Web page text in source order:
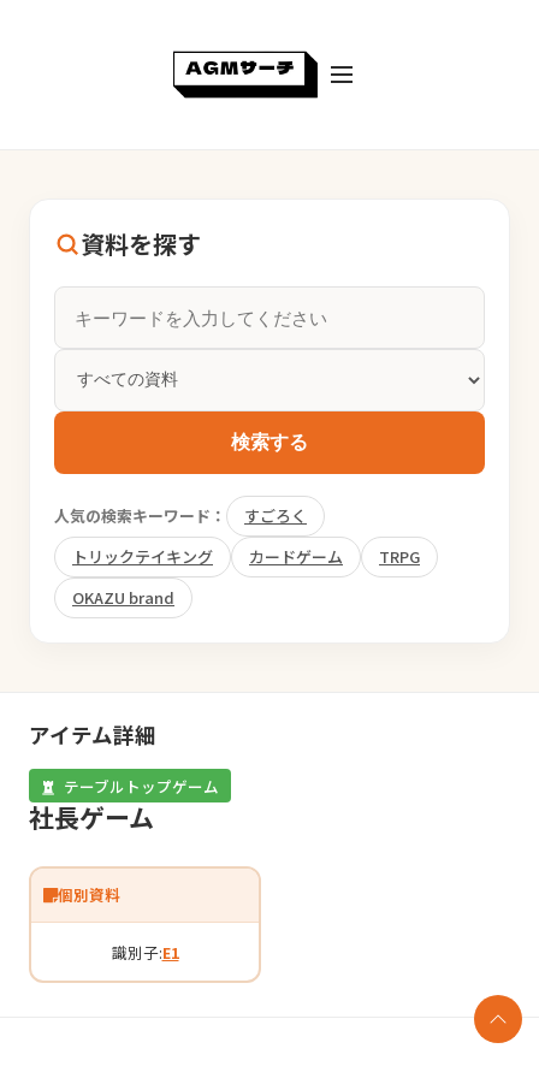
資料を探す
検索する
人気の検索キーワード：
すごろく
トリックテイキング
カードゲーム
TRPG
OKAZU brand
アイテム詳細
テーブルトップゲーム
社長ゲーム
個別資料
識別子:E1